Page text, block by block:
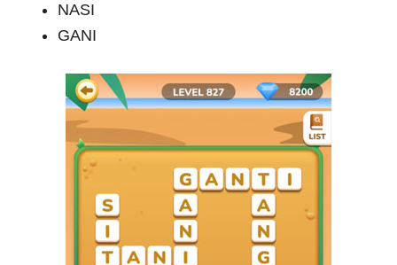
NASI
GANI